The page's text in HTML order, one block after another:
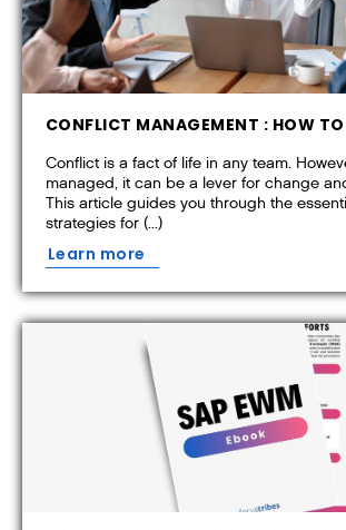
CONFLICT MANAGEMENT : HOW TO
Conflict is a fact of life in any team.
managed, it can be a lever for change
This article guides you through the
strategies for (...)
Learn more